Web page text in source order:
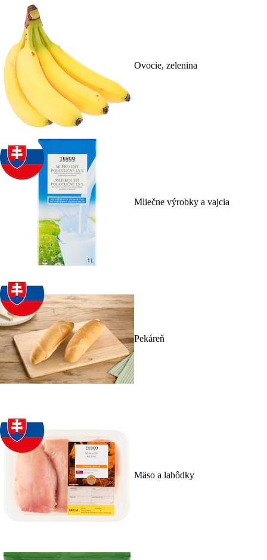
Ovocie, zelenina
Mliečne výrobky a vajcia
Pekáreň
Mäso a lahôdky